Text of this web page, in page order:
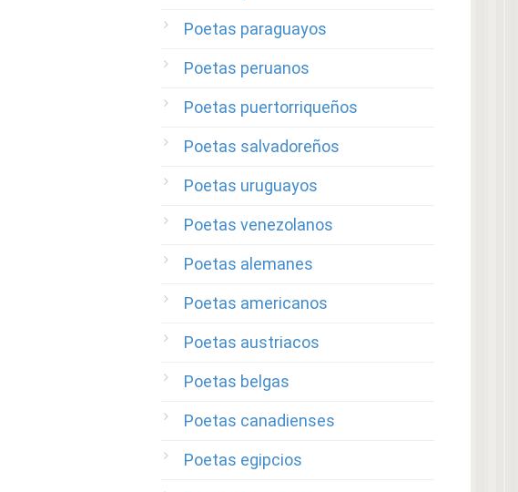
Poetas paraguayos
Poetas peruanos
Poetas puertorriqueños
Poetas salvadoreños
Poetas uruguayos
Poetas venezolanos
Poetas alemanes
Poetas americanos
Poetas austriacos
Poetas belgas
Poetas canadienses
Poetas egipcios